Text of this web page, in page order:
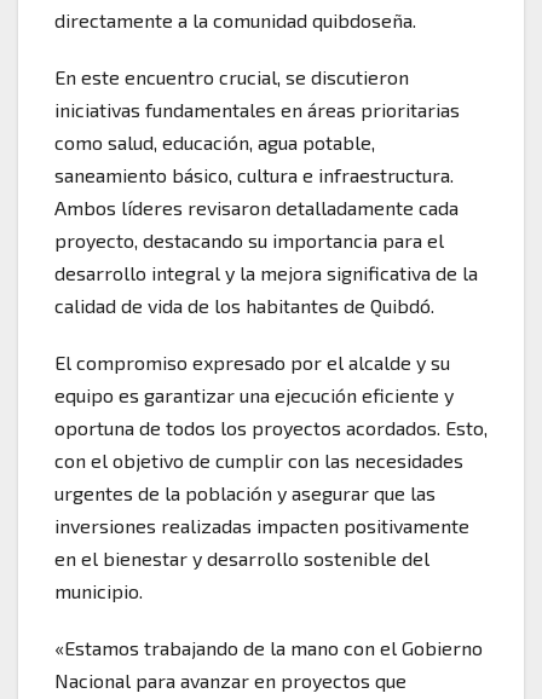
directamente a la comunidad quibdoseña.
En este encuentro crucial, se discutieron
iniciativas fundamentales en áreas prioritarias
como salud, educación, agua potable,
saneamiento básico, cultura e infraestructura.
Ambos líderes revisaron detalladamente cada
proyecto, destacando su importancia para el
desarrollo integral y la mejora significativa de la
calidad de vida de los habitantes de Quibdó.
El compromiso expresado por el alcalde y su
equipo es garantizar una ejecución eficiente y
oportuna de todos los proyectos acordados. Esto,
con el objetivo de cumplir con las necesidades
urgentes de la población y asegurar que las
inversiones realizadas impacten positivamente
en el bienestar y desarrollo sostenible del
municipio.
«Estamos trabajando de la mano con el Gobierno
Nacional para avanzar en proyectos que